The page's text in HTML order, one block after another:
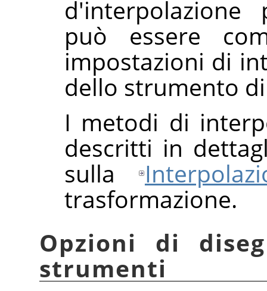
d'interpolazione
può essere
impostazioni di
dello strumento
I metodi di
descritti in
sulla
trasformazione.
Opzioni di
strumenti